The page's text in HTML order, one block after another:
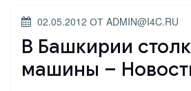
ОПУБЛИКОВАНО
02.05.2012 ОТ ADMIN@I4C.RU
В Башкирии
машины –